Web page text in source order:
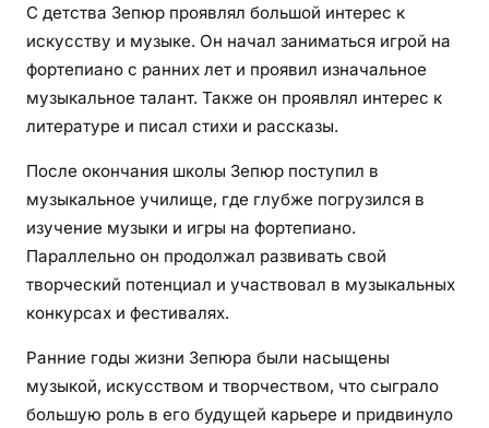
С детства Зепюр проявлял большой интерес к
искусству и музыке. Он начал заниматься игрой на
фортепиано с ранних лет и проявил изначальное
музыкальное талант. Также он проявлял интерес к
литературе и писал стихи и рассказы.
После окончания школы Зепюр поступил в
музыкальное училище, где глубже погрузился в
изучение музыки и игры на фортепиано.
Параллельно он продолжал развивать свой
творческий потенциал и участвовал в музыкальных
конкурсах и фестивалях.
Ранние годы жизни Зепюра были насыщены
музыкой, искусством и творчеством, что сыграло
большую роль в его будущей карьере и придвинуло